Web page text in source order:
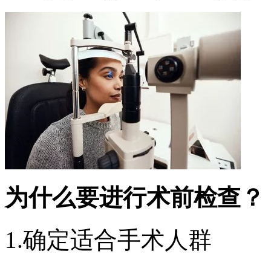
为什么要进行术前检查？
1.确定适合手术人群